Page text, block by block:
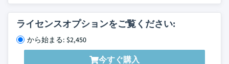
ライセンスオプションをご覧ください:
から始まる: $2,450
今すぐ購入